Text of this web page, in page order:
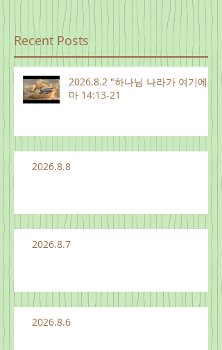
Recent Posts
2026.8.2 "하나님 나라가 여기에"
마 14:13-21
2026.8.8
2026.8.7
2026.8.6